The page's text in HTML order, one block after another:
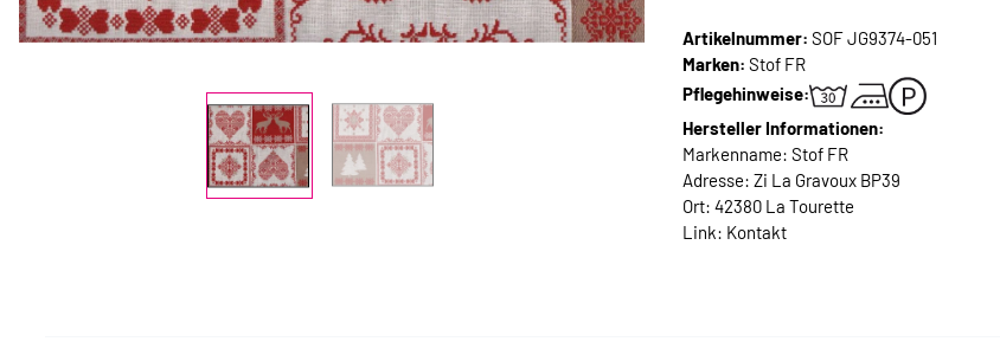
Artikelnummer: SOF JG9374-051
Marken: Stof FR
Pflegehinweise:
Hersteller Informationen:
Markenname: Stof FR
Adresse: Zi La Gravoux BP39
Ort: 42380 La Tourette
Link: Kontakt